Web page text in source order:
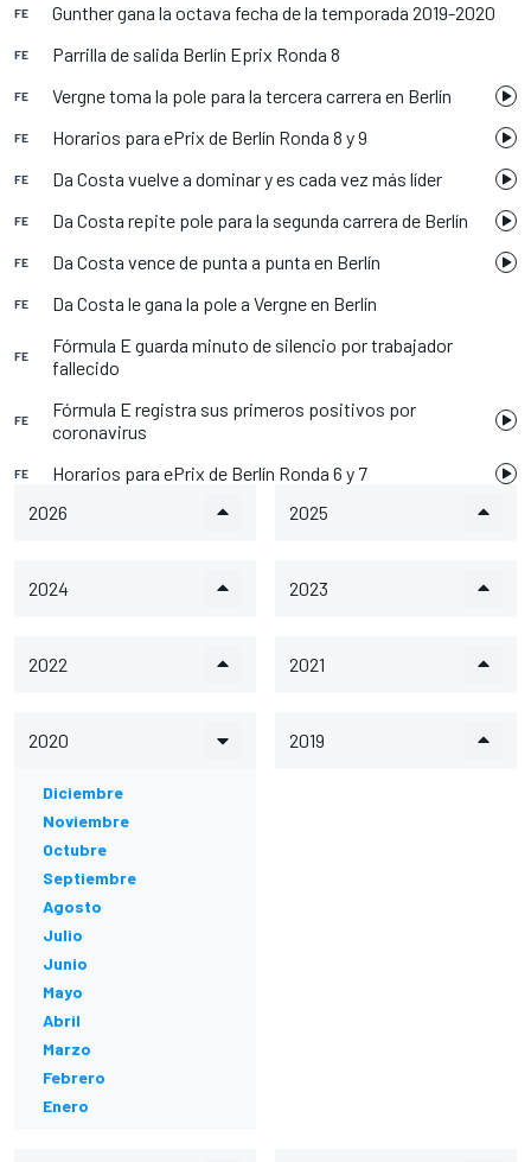
FE Gunther gana la octava fecha de la temporada 2019-2020
FE Parrilla de salida Berlín Eprix Ronda 8
FE Vergne toma la pole para la tercera carrera en Berlín
FE Horarios para ePrix de Berlín Ronda 8 y 9
FE Da Costa vuelve a dominar y es cada vez más líder
FE Da Costa repite pole para la segunda carrera de Berlín
FE Da Costa vence de punta a punta en Berlín
FE Da Costa le gana la pole a Vergne en Berlín
FE
Fórmula E guarda minuto de silencio por trabajador
fallecido
FE
Fórmula E registra sus primeros positivos por
coronavirus
FE
Horarios para ePrix de Berlín Ronda 6 y 7
2026
2025
2024 2023
2022 2021
2020
Diciembre
Noviembre
Octubre
Septiembre
Agosto
Julio
Junio
Mayo
Abril
Marzo
Febrero
Enero
2019